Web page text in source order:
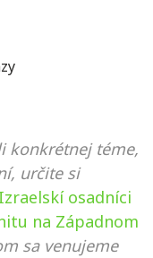
konkrétnej téme,
určite si
Izraelskí osadníci
na Západnom
sa venujeme